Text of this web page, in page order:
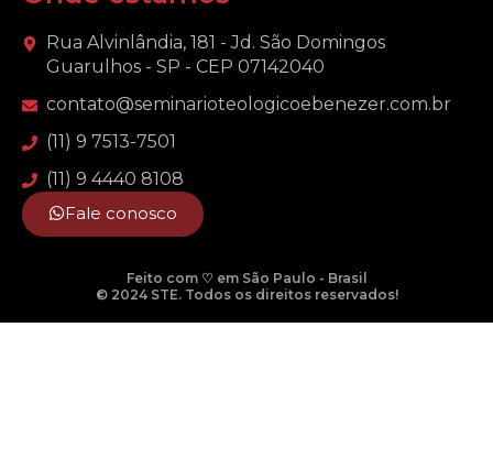
Rua Alvinlândia, 181 - Jd. São Domingos
Guarulhos - SP - CEP 07142040
contato@seminarioteologicoebenezer.com.br
(11) 9 7513-7501
(11) 9 4440 8108
Fale conosco
Feito com ♡ em São Paulo - Brasil
© 2024 STE. Todos os direitos reservados!